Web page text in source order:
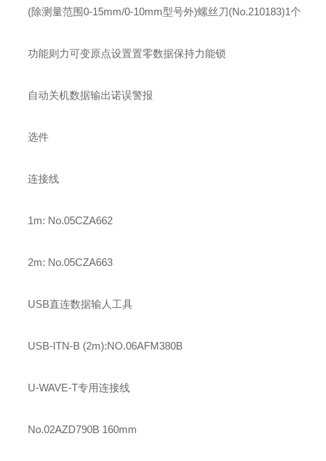
(除测量范围0-15mm/0-10mm型号外)螺丝刀(No.210183)1个
功能则力可变原点设置置零数据保持力能锁
自动关机数据输出诺误警报
选件
连接线
1m: No.05CZA662
2m: No.05CZA663
USB直连数据输人工具
USB-ITN-B (2m):NO.06AFM380B
U-WAVE-T专用连接线
No.02AZD790B 160mm